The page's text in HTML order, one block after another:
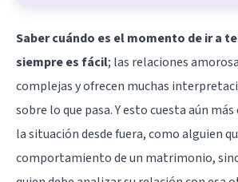
Saber cuándo es el momento de ir a
siempre es fácil; las relaciones
complejas y ofrecen muchas
sobre lo que pasa. Y esto cuesta aún
la situación desde fuera, como alguien
comportamiento de un matrimonio,